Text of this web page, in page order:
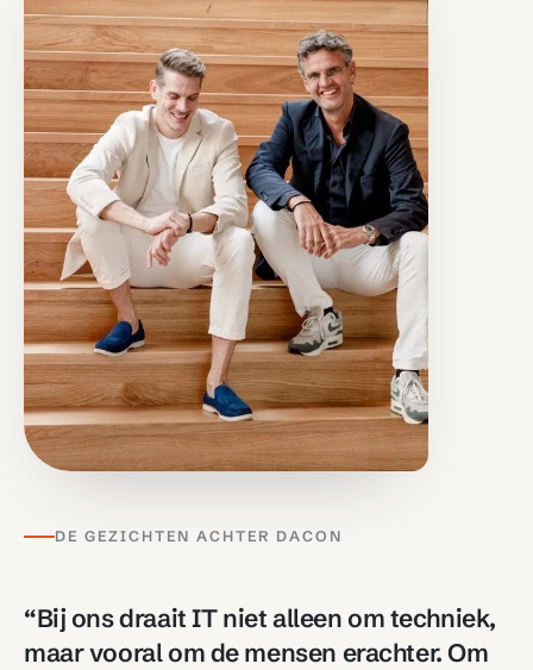
DE GEZICHTEN ACHTER DACON
“Bij ons draait IT niet alleen om techniek,
maar vooral om de mensen erachter. Om